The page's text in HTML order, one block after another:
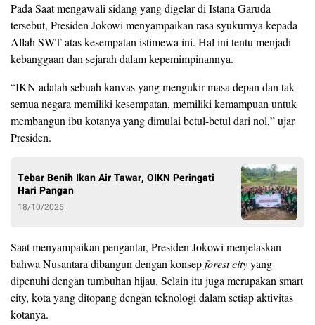
Pada Saat mengawali sidang yang digelar di Istana Garuda
tersebut, Presiden Jokowi menyampaikan rasa syukurnya kepada
Allah SWT atas kesempatan istimewa ini. Hal ini tentu menjadi
kebanggaan dan sejarah dalam kepemimpinannya.
“IKN adalah sebuah kanvas yang mengukir masa depan dan tak
semua negara memiliki kesempatan, memiliki kemampuan untuk
membangun ibu kotanya yang dimulai betul-betul dari nol,” ujar
Presiden.
Tebar Benih Ikan Air Tawar, OIKN Peringati
Hari Pangan
18/10/2025
Saat menyampaikan pengantar, Presiden Jokowi menjelaskan
bahwa Nusantara dibangun dengan konsepforest cityyang
dipenuhi dengan tumbuhan hijau. Selain itu juga merupakan smart
city, kota yang ditopang dengan teknologi dalam setiap aktivitas
kotanya.